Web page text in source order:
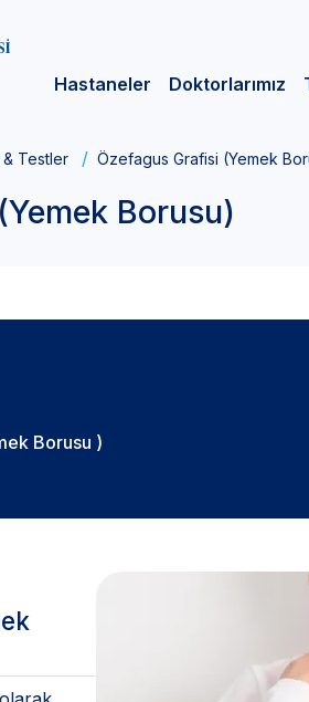
Hastaneler Doktorlarımız
& Testler Özefagus Grafisi (Yemek
Borusu)
Borusu )